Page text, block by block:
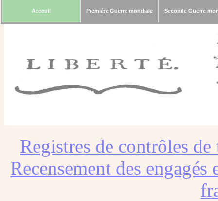
Acceuil Première Guerre mondiale Seconde Guerre
Registres de contrôles
Recensement des